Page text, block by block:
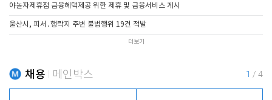
야놀자제휴점 금융혜택제공 위한 제휴 및 금융서비스 게시
울산시, 피서․행락지 주변 불법행위 19건 적발
더보기
채용 메인박스 1 / 4